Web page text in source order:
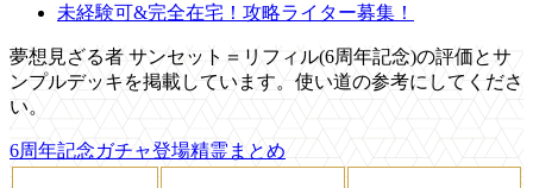
未経験可&完全在宅！攻略ライター募集！
夢想見ざる者 サンセット＝リフィル(6周年記念)の評価とサ
ンプルデッキを掲載しています。使い道の参考にしてくださ
い。
6周年記念ガチャ登場精霊まとめ